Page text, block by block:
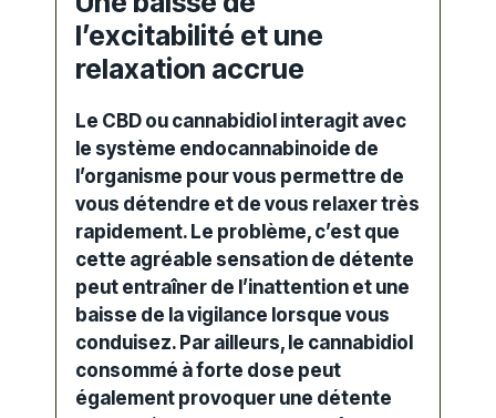
l’excitabilité et une
relaxation accrue
Le CBD ou cannabidiol interagit avec
le système endocannabinoide de
l’organisme pour vous permettre de
vous détendre et de vous relaxer très
rapidement. Le problème, c’est que
cette agréable sensation de détente
peut entraîner de l’inattention et une
baisse de la vigilance lorsque vous
conduisez. Par ailleurs, le cannabidiol
consommé à forte dose peut
également provoquer une détente